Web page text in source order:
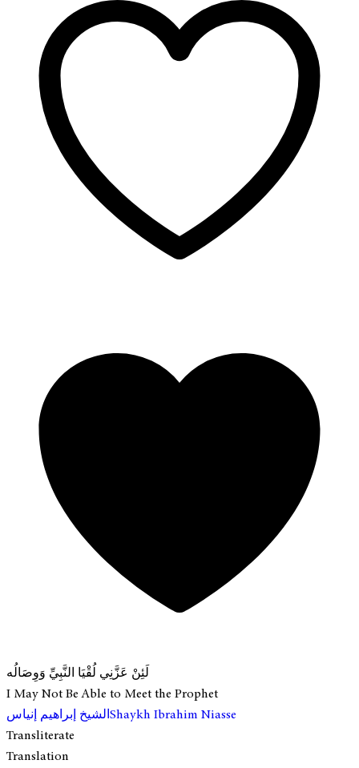
لَئِنْ عَزَّنِي لُقْيَا النَّبِيِّ وَوِصَالُه
I May Not Be Able to Meet the Prophet
الشيخ إبراهيم إنياسShaykh Ibrahim Niasse
Transliterate
Translation